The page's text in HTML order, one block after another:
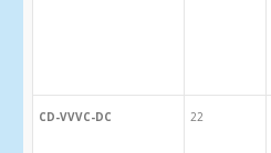
CD-VVVC-DC 22